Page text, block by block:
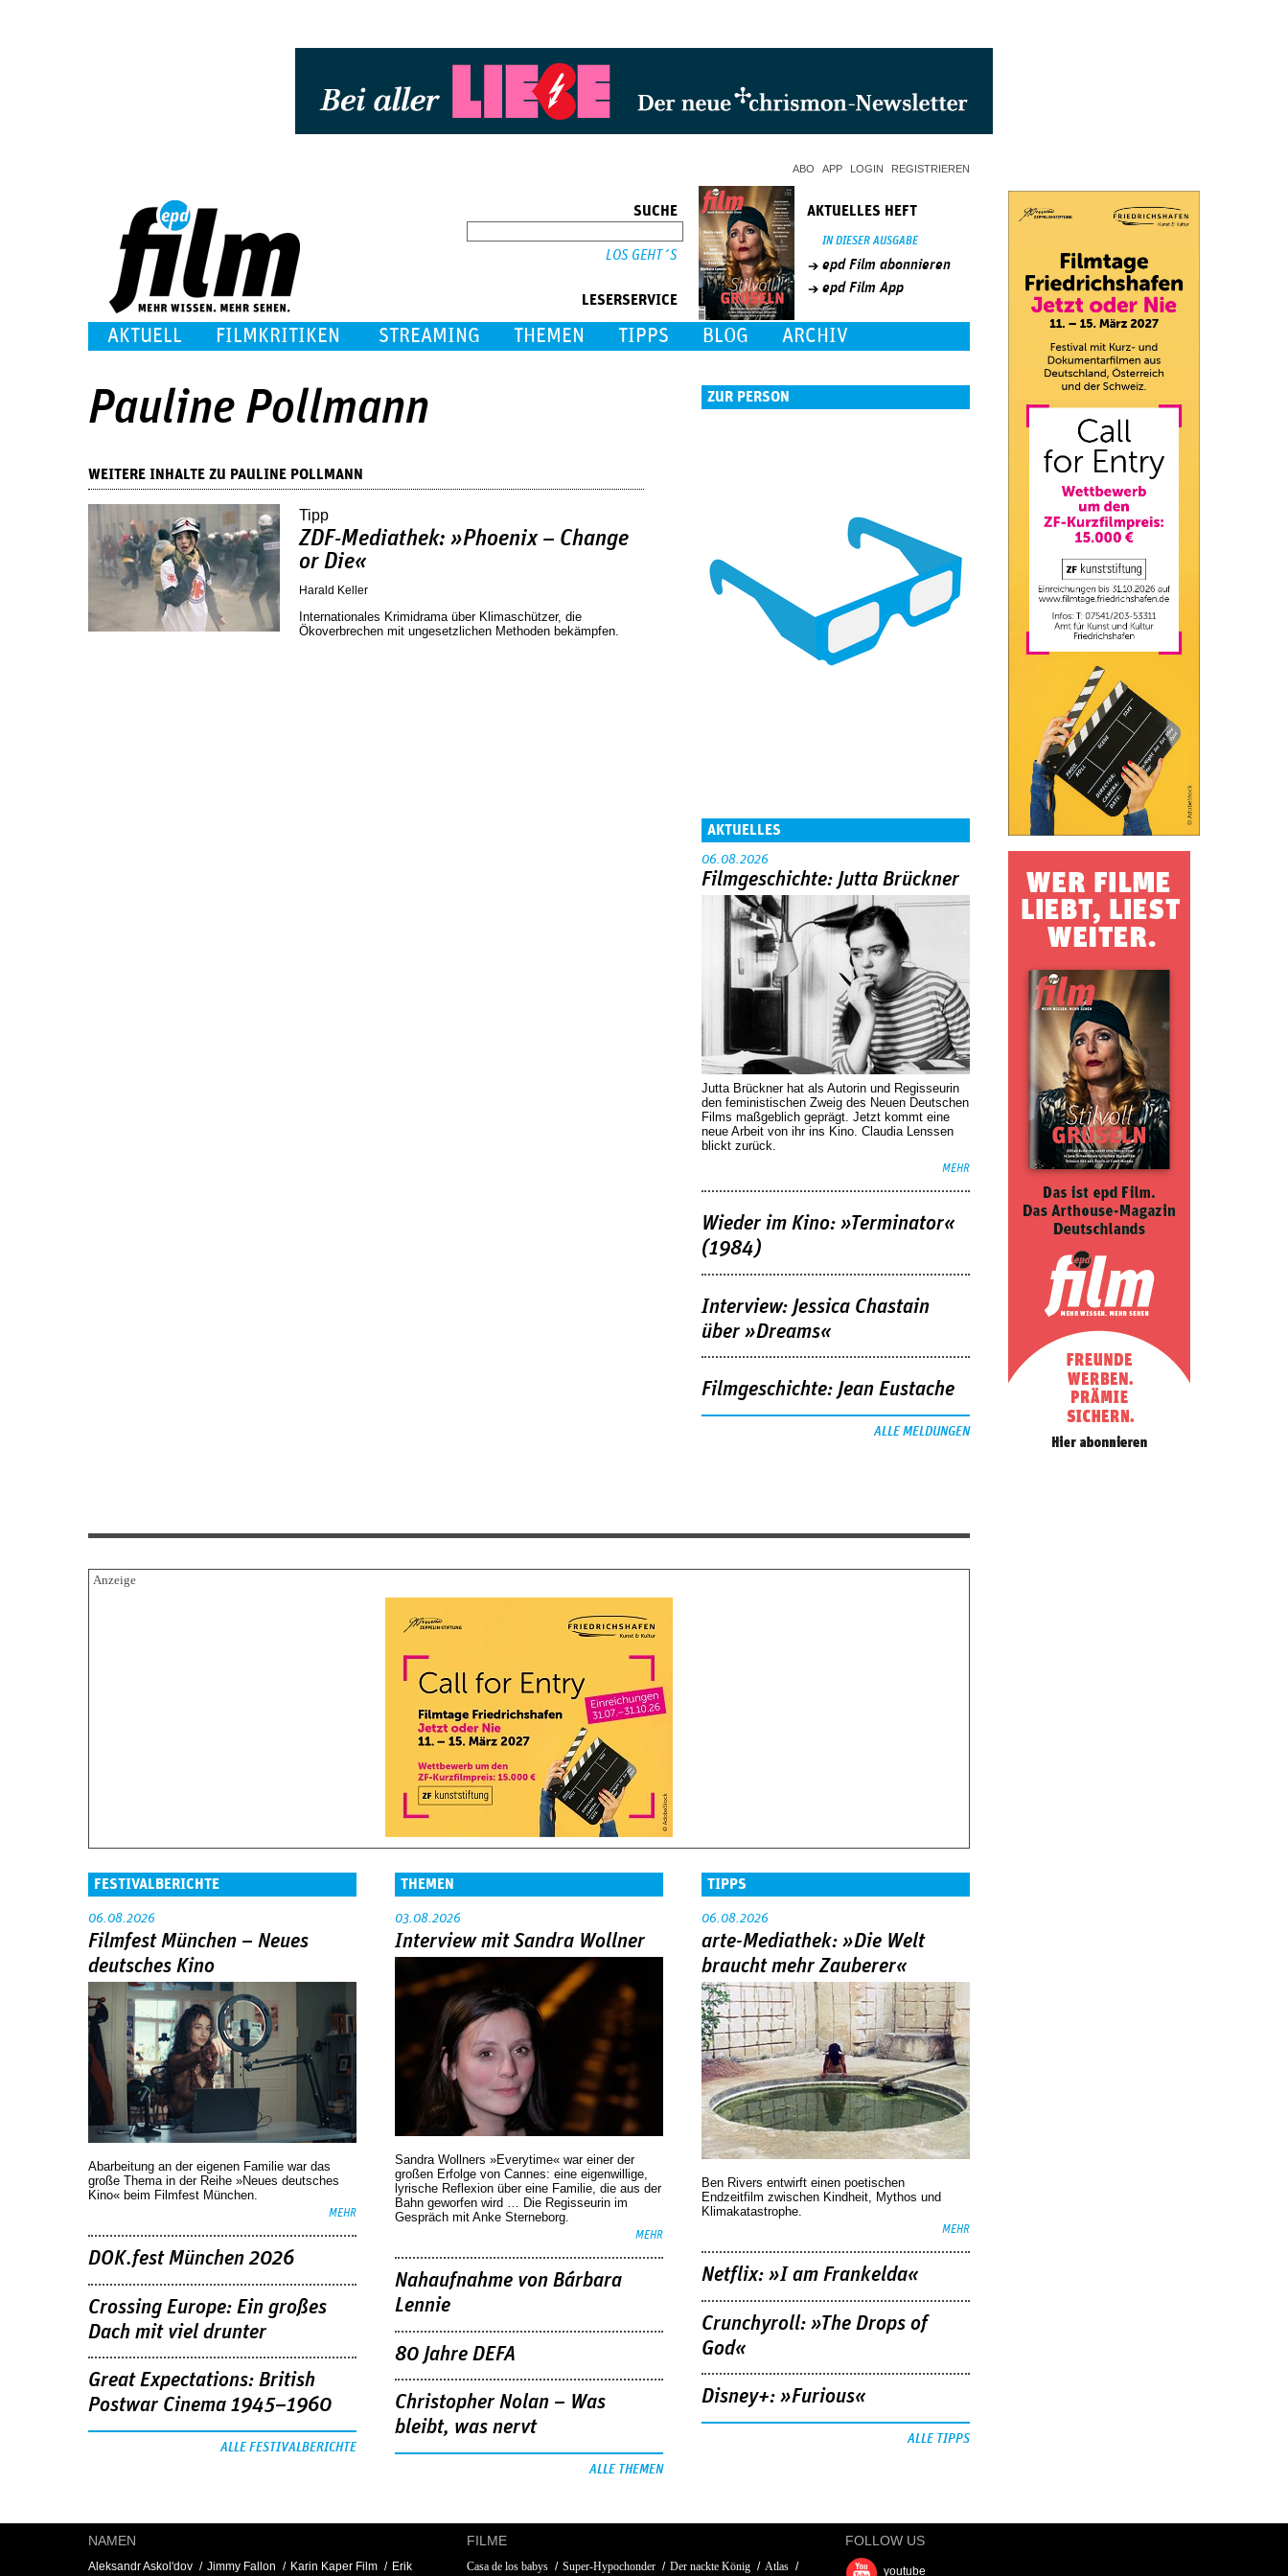
ABO APP LOGIN REGISTRIEREN
SUCHE
LESERSERVICE
AKTUELLES HEFT
IN DIESER AUSGABE
epd Film abonnieren
epd Film App
AKTUELL FILMKRITIKEN STREAMING THEMEN TIPPS BLOG ARCHIV
Pauline Pollmann
WEITERE INHALTE ZU PAULINE POLLMANN
Tipp
ZDF-Mediathek: »Phoenix – Change
or Die«
Harald Keller
Internationales Krimidrama über Klimaschützer, die
Ökoverbrechen mit ungesetzlichen Methoden bekämpfen.
ZUR PERSON
AKTUELLES
06.08.2026
Filmgeschichte: Jutta Brückner
Jutta Brückner hat als Autorin und Regisseurin
den feministischen Zweig des Neuen Deutschen
Films maßgeblich geprägt. Jetzt kommt eine
neue Arbeit von ihr ins Kino. Claudia Lenssen
blickt zurück.
MEHR
Wieder im Kino: »Terminator«
(1984)
Interview: Jessica Chastain
über »Dreams«
Filmgeschichte: Jean Eustache
ALLE MELDUNGEN
FESTIVALBERICHTE
06.08.2026
Filmfest München – Neues
deutsches Kino
Abarbeitung an der eigenen Familie war das
große Thema in der Reihe »Neues deutsches
Kino« beim Filmfest München.
MEHR
DOK.fest München 2026
Crossing Europe: Ein großes
Dach mit viel drunter
Great Expectations: British
Postwar Cinema 1945–1960
ALLE FESTIVALBERICHTE
THEMEN
03.08.2026
Interview mit Sandra Wollner
Sandra Wollners »Everytime« war einer der
großen Erfolge von Cannes: eine eigenwillige,
lyrische Reflexion über eine ­Familie, die aus der
Bahn geworfen wird … Die Regisseurin im
Gespräch mit Anke Sterneborg.
MEHR
Nahaufnahme von Bárbara
Lennie
80 Jahre DEFA
Christopher Nolan – Was
bleibt, was nervt
ALLE THEMEN
TIPPS
06.08.2026
arte-Mediathek: »Die Welt
braucht mehr Zauberer«
Ben Rivers entwirft einen poetischen
Endzeitfilm zwischen Kindheit, Mythos und
Klimakatastrophe.
MEHR
Netflix: »I am Frankelda«
Crunchyroll: »The Drops of
God«
Disney+: »Furious«
ALLE TIPPS
NAMEN
Aleksandr Askol'dov Jimmy Fallon Karin Kaper Film Erik
FILME
Casa de los babys Super-Hypochonder Der nackte König Atlas
FOLLOW US
youtube